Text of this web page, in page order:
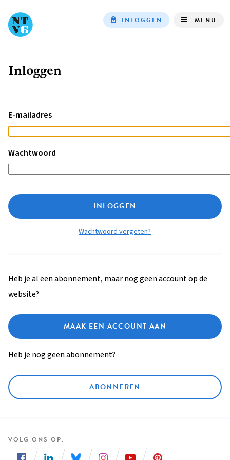
INLOGGEN MENU
Kruimelpad
Inloggen
E-mailadres
Wachtwoord
INLOGGEN
Wachtwoord vergeten?
Heb je al een abonnement, maar nog geen account op de
website?
MAAK EEN ACCOUNT AAN
Heb je nog geen abonnement?
ABONNEREN
VOLG ONS OP